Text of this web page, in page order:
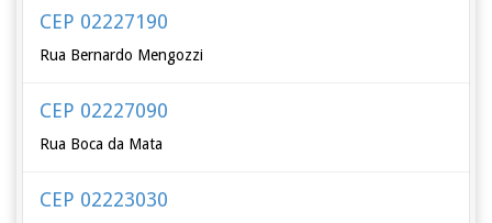
CEP 02227190
Rua Bernardo Mengozzi
CEP 02227090
Rua Boca da Mata
CEP 02223030